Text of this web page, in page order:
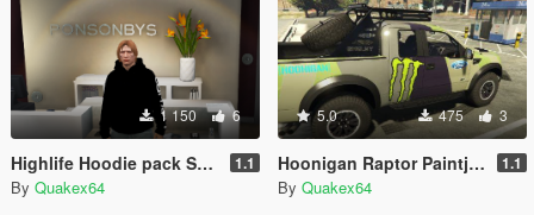
1 150 6
Highlife Hoodie pack SP and [FiveM Ready] [Mp Male] 1.1
By Quakex64
5.0 475 3
Hoonigan Raptor Paintjob 1.1
By Quakex64